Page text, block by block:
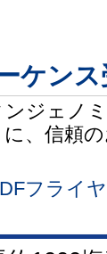
ケン
ジェノ
、信頼
フライ